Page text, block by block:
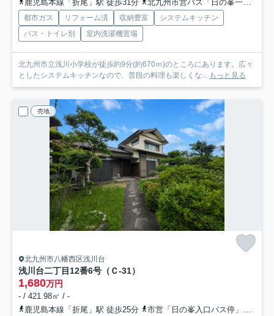
鹿児島本線「折尾」駅 徒歩31分 北九州市営バス「日の峯一丁目」バス停下車 徒歩3分
都市ガス リフォーム済 収納豊富
システムキッチン
バス・トイレ別
室内洗濯機置場
北九州市立浅川小学校が徒歩約9分(約670ｍ)のところにあります。広々
としたシステムキッチンなので、普段の料理も楽しくな... もっと見る
売地
北九州市八幡西区浅川台
浅川台二丁目12番6号（Ｃ-31）
1,680万円
- / 421.98㎡ / -
鹿児島本線「折尾」駅 徒歩25分
市営「日の峯入口バス停」バス停下車 徒歩4分